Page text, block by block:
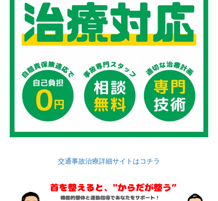
交通事故治療詳細サイトはコチラ